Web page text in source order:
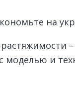
на
моделью и